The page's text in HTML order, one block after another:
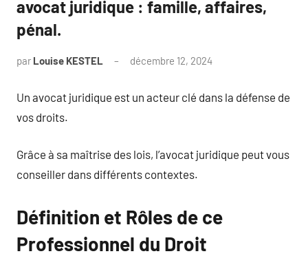
avocat juridique : famille, affaires,
pénal.
par Louise KESTEL décembre 12, 2024
Un avocat juridique est un acteur clé dans la défense de
vos droits.
Grâce à sa maîtrise des lois, l’avocat juridique peut vous
conseiller dans différents contextes.
Définition et Rôles de ce
Professionnel du Droit